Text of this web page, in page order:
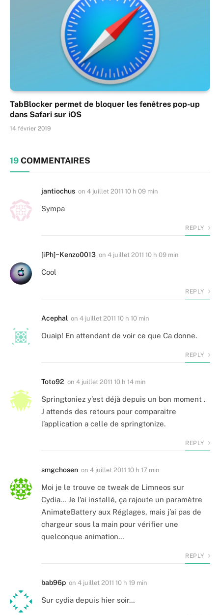
TabBlocker permet de bloquer les fenêtres pop-up
dans Safari sur iOS
14 février 2019
19 COMMENTAIRES
jantiochus on 4 juillet 2011 10 h 09 min
Sympa
REPLY
[iPh]~Kenzo0013 on 4 juillet 2011 10 h 09 min
Cool
REPLY
Acephal on 4 juillet 2011 10 h 10 min
Ouaip! En attendant de voir ce que Ca donne.
REPLY
Toto92 on 4 juillet 2011 10 h 14 min
Springtoniez y’est déjà depuis un bon moment .
J attends des retours pour comparaitre
l’application a celle de springtonize.
REPLY
smgchosen on 4 juillet 2011 10 h 17 min
Moi je le trouve ce tweak de Limneos sur
Cydia… Je l’ai installé, ça rajoute un paramètre
AnimateBattery aux Réglages, mais j’ai pas de
chargeur sous la main pour vérifier une
quelconque animation…
REPLY
bab96p on 4 juillet 2011 10 h 19 min
Sur cydia depuis hier soir…